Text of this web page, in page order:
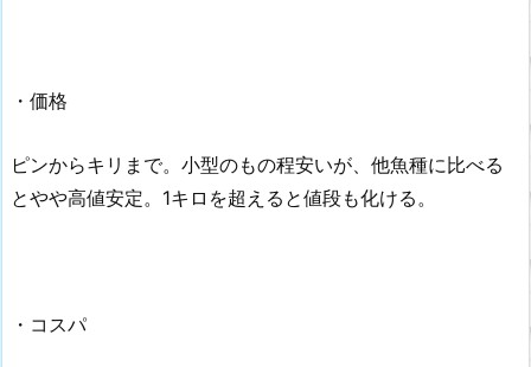
・価格
ピンからキリまで。小型のもの程安いが、他魚種に比べる
とやや高値安定。1キロを超えると値段も化ける。
・コスパ